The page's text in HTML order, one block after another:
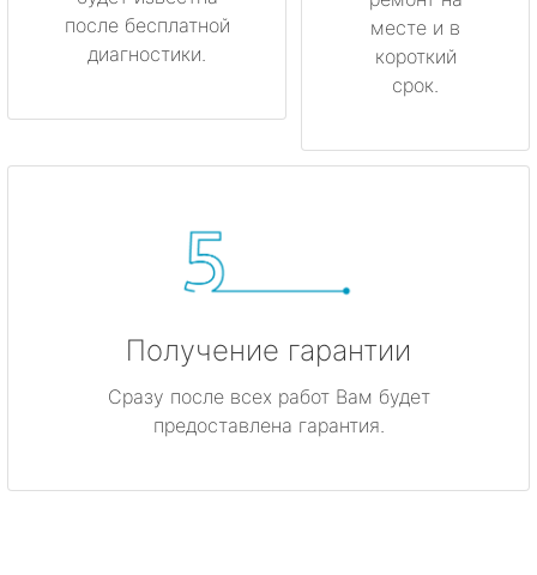
после бесплатной
диагностики.
месте и в
короткий
срок.
Получение гарантии
Сразу после всех работ Вам будет
предоставлена гарантия.